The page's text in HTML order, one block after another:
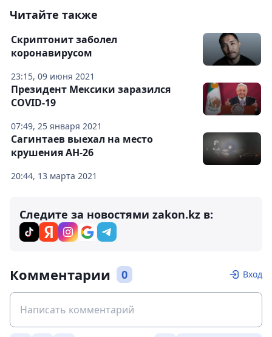
Читайте также
23:15, 09 июня 2021
Скриптонит заболел
коронавирусом
07:49, 25 января 2021
Президент Мексики заразился
COVID-19
20:44, 13 марта 2021
Сагинтаев выехал на место
крушения АН-26
Следите за новостями zakon.kz в:
Комментарии 0 Вход